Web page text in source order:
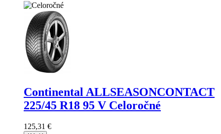
Continental ALLSEASONCONTACT
225/45 R18 95 V Celoročné
125,31 €